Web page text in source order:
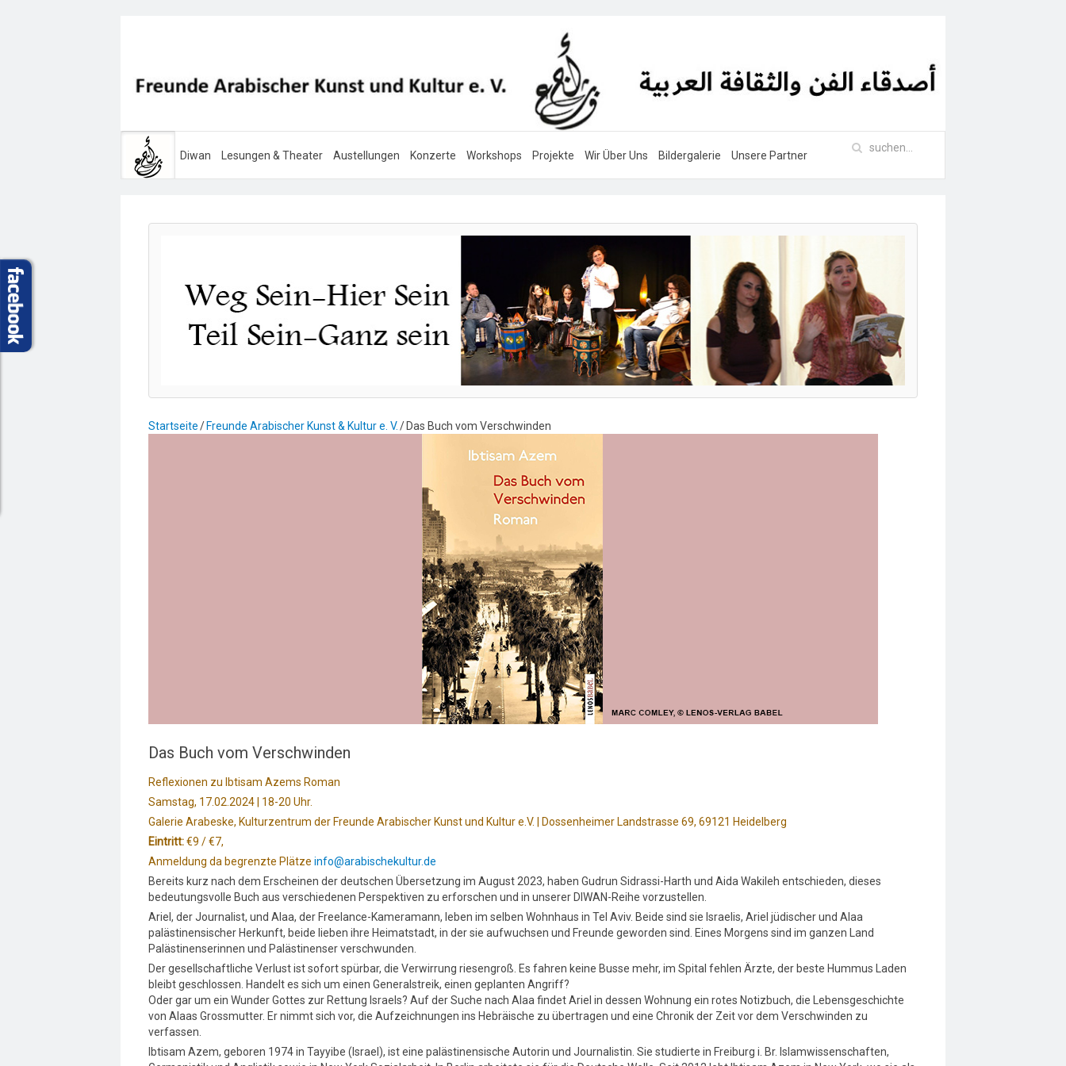
Diwan Lesungen & Theater Austellungen Konzerte Workshops Projekte Wir Über Uns Bildergalerie Unsere Partner
Startseite Freunde Arabischer Kunst & Kultur e. V. Das Buch vom Verschwinden
Das Buch vom Verschwinden
Reflexionen zu I btisam Azems Roman
Samstag, 17.02.2024 | 18-20 Uhr.
Galerie Arabeske, Kulturzentrum der Freunde Arabischer Kunst und Kultur e.V. | Dossenheimer Landstrasse 69, 69121 Heidelberg
Eintritt:€9 / €7,
Anmeldung da begrenzte Plätze info@arabischekultur.de
Bereits kurz nach dem Erscheinen der deutschen Übersetzung im August 2023, haben Gudrun Sidrassi-Harth und Aida Wakileh entschieden, dieses
bedeutungsvolle Buch aus verschiedenen Perspektiven zu erforschen und in unserer DIWAN-Reihe vorzustellen.
Ariel, der Journalist, und Alaa, der Freelance-Kameramann, leben im selben Wohnhaus in Tel Aviv. Beide sind sie Israelis, Ariel jüdischer und Alaa
palästinensischer Herkunft, beide lieben ihre Heimatstadt, in der sie aufwuchsen und Freunde geworden sind. Eines Morgens sind im ganzen Land
Palästinenserinnen und Palästinenser verschwunden.
Der gesellschaftliche Verlust ist sofort spürbar, die Verwirrung riesengroß. Es fahren keine Busse mehr, im Spital fehlen Ärzte, der beste Hummus Laden
bleibt geschlossen. Handelt es sich um einen Generalstreik, einen geplanten Angriff?
Oder gar um ein Wunder Gottes zur Rettung Israels? Auf der Suche nach Alaa findet Ariel in dessen Wohnung ein rotes Notizbuch, die Lebensgeschichte
von Alaas Grossmutter. Er nimmt sich vor, die Aufzeichnungen ins Hebräische zu übertragen und eine Chronik der Zeit vor dem Verschwinden zu
verfassen.
Ibtisam Azem, geboren 1974 in Tayyibe (Israel), ist eine palästinensische Autorin und Journalistin. Sie studierte in Freiburg i. Br. Islamwissenschaften,